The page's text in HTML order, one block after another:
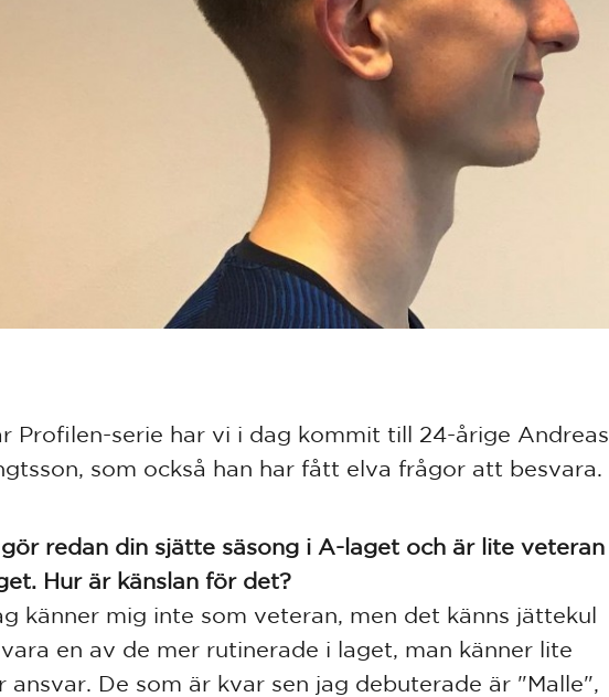
Profilen-serie har vi i dag kommit till 24-årige Andreas
som också han har fått elva frågor att besvara.
redan din sjätte säsong i A-laget och är lite veteran
Hur är känslan för det?
känner mig inte som veteran, men det känns jättekul
en av de mer rutinerade i laget, man känner lite
ansvar. De som är kvar sen jag debuterade är "Malle",